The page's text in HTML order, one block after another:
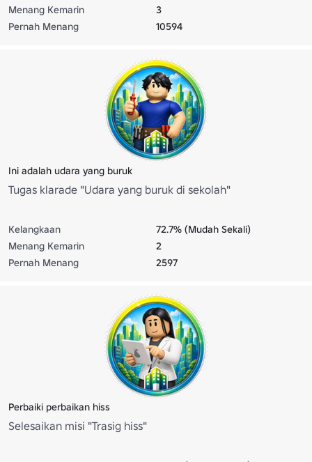
Menang Kemarin
3
Pernah Menang
10594
Ini adalah udara yang buruk
Tugas klarade "Udara yang buruk di sekolah"
Kelangkaan
72.7% (Mudah Sekali)
Menang Kemarin
2
Pernah Menang
2597
Perbaiki perbaikan hiss
Selesaikan misi "Trasig hiss"